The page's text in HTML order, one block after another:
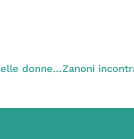
Zanoni (PD) scrive al Congresso libico per i diritti delle donne vittime di guerra